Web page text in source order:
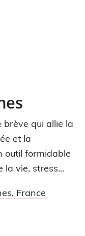
brève qui allie la
et la
outil formidable
la vie, stress...
, France